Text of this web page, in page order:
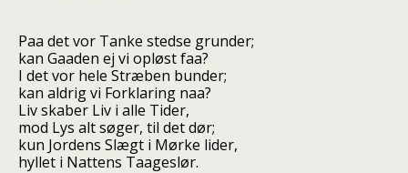
Paa det vor Tanke stedse grunder;
kan Gaaden ej vi opløst faa?
I det vor hele Stræben bunder;
kan aldrig vi Forklaring naa?
Liv skaber Liv i alle Tider,
mod Lys alt søger, til det dør;
kun Jordens Slægt i Mørke lider,
hyllet i Nattens Taageslør.